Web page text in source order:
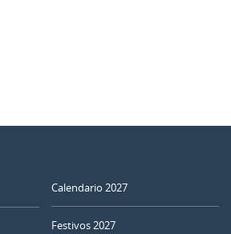
Calendario 2027
Festivos 2027